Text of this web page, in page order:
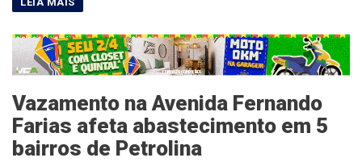
Vazamento na Avenida Fernando
Farias afeta abastecimento em 5
bairros de Petrolina